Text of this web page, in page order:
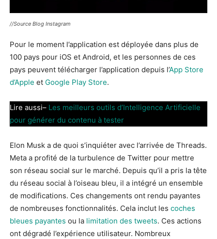
//Source Blog Instagram
Pour le moment l’application est déployée dans plus de
100 pays pour iOS et Android, et les personnes de ces
pays peuvent télécharger l’application depuis l’App Store
d’Apple et Google Play Store.
Lire aussi– Les meilleurs outils d’Intelligence Artificielle
pour générer du contenu à tester
Elon Musk a de quoi s’inquiéter avec l’arrivée de Threads.
Meta a profité de la turbulence de Twitter pour mettre
son réseau social sur le marché. Depuis qu’il a pris la tête
du réseau social à l’oiseau bleu, il a intégré un ensemble
de modifications. Ces changements ont rendu payantes
de nombreuses fonctionnalités. Cela inclut les coches
bleues payantes ou la limitation des tweets. Ces actions
ont dégradé l’expérience utilisateur. Nombreux